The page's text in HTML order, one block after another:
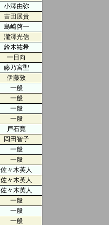
小澤由弥
吉田展貴
島崎啓一
瀧澤光信
鈴木祐希
一日向
藤乃宮聖
伊藤敦
一般
一般
一般
一般
戸石寛
岡田智子
一般
一般
佐々木英人
佐々木英人
佐々木英人
一般
一般
一般